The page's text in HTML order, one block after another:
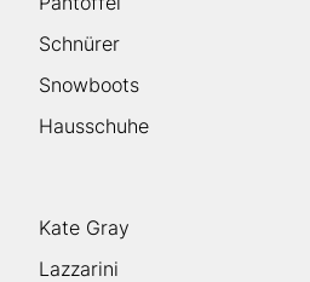
Schnürer
Snowboots
Hausschuhe
Kate Gray
Lazzarini